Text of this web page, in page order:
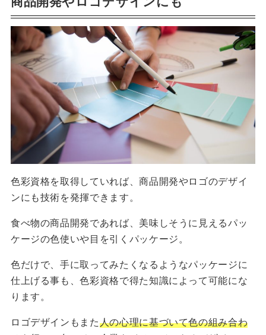
色彩資格を取得していれば、商品開発やロゴのデザイ
ンにも技術を発揮できます。
食べ物の商品開発であれば、美味しそうに見えるパッ
ケージの色使いや目を引くパッケージ。
色だけで、手に取ってみたくなるようなパッケージに
仕上げる事も、色彩資格で得た知識によって可能にな
ります。
ロゴデザインもまた人の心理に基づいて色の組み合わ